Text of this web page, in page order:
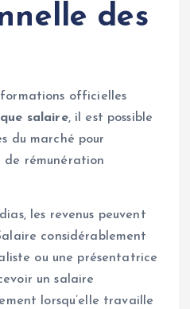
des
officielles
salaire, il est possible
du marché pour
de rémunération
les revenus peuvent
considérablement
ou une présentatrice
un salaire
lorsqu’elle travaille